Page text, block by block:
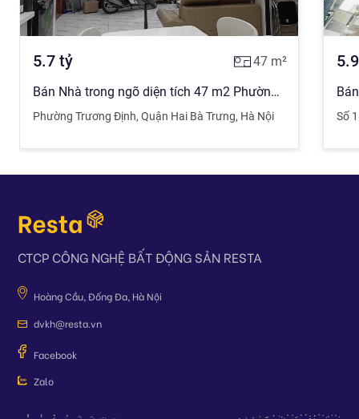
5.7 tỷ 47m²
Bán Nhà trong ngõ diện tích 47 m2 Phường Trương Định, Hai Bà Trưng giá 5.7 tỷ đồng
Phường Trương Định, Quận Hai Bà Trưng, Hà Nội
5.9
Số
CTCP CÔNG NGHỆ BẤT ĐỘNG SẢN RESTA
Hoàng Cầu, Đống Đa, Hà Nội
dvkh@resta.vn
Facebook
Zalo